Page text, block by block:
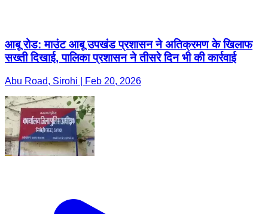
आबू रोड: माउंट आबू उपखंड प्रशासन ने अतिक्रमण के खिलाफ
सख्ती दिखाई, पालिका प्रशासन ने तीसरे दिन भी की कार्रवाई
Abu Road, Sirohi | Feb 20, 2026